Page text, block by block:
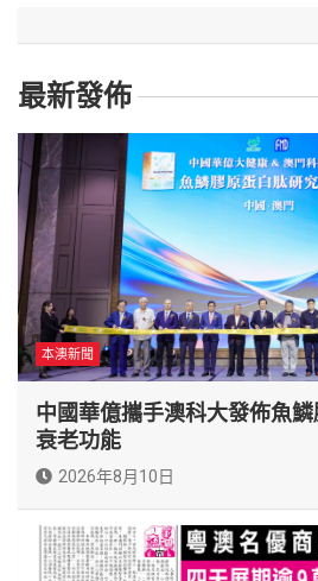
最新發佈
本澳新聞
中國華億攜手澳科大發佈魚
衰老功能
2026年8月10日